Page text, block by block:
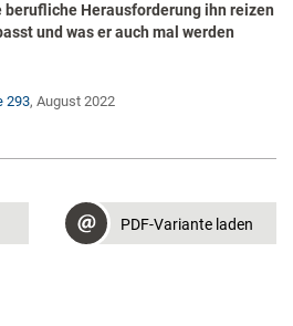
berufliche Herausforderung ihn reizen
und was er auch mal werden
293, August 2022
PDF-Variante laden